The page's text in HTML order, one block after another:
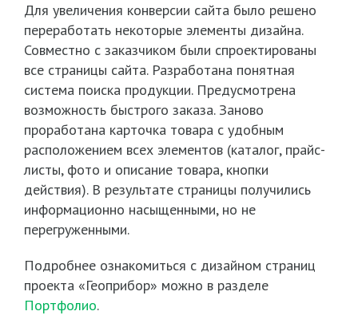
Для увеличения конверсии сайта было решено
переработать некоторые элементы дизайна.
Совместно с заказчиком были спроектированы
все страницы сайта. Разработана понятная
система поиска продукции. Предусмотрена
возможность быстрого заказа. Заново
проработана карточка товара с удобным
расположением всех элементов (каталог, прайс-
листы, фото и описание товара, кнопки
действия). В результате страницы получились
информационно насыщенными, но не
перегруженными.
Подробнее ознакомиться с дизайном страниц
проекта «Геоприбор» можно в разделе
Портфолио.